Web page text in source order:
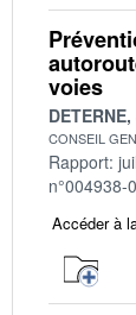
voies
CONSEIL
Rapport:
n°004938-
Accéder à